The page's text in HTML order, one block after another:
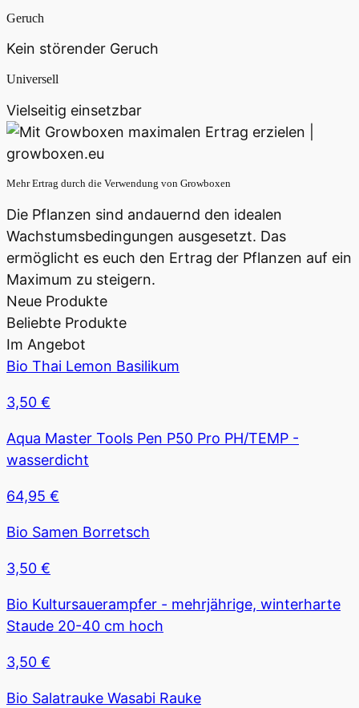
Geruch
Kein störender Geruch
Universell
Vielseitig einsetzbar
Mehr Ertrag durch die Verwendung von Growboxen
Die Pflanzen sind andauernd den idealen
Wachstumsbedingungen ausgesetzt. Das
ermöglicht es euch den Ertrag der Pflanzen auf ein
Maximum zu steigern.
Neue Produkte
Beliebte Produkte
Im Angebot
Bio Thai Lemon Basilikum
3,50 €
Aqua Master Tools Pen P50 Pro PH/TEMP -
wasserdicht
64,95 €
Bio Samen Borretsch
3,50 €
Bio Kultursauerampfer - mehrjährige, winterharte
Staude 20-40 cm hoch
3,50 €
Bio Salatrauke Wasabi Rauke